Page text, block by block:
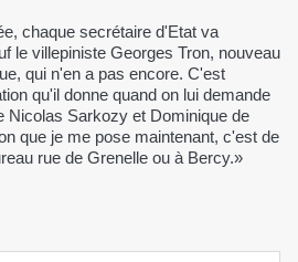
chaque secrétaire d'Etat va
le villepiniste Georges Tron, nouveau
qui n'en a pas encore. C'est
qu'il donne quand on lui demande
Nicolas Sarkozy et Dominique de
que je me pose maintenant, c'est de
rue de Grenelle ou à Bercy.»